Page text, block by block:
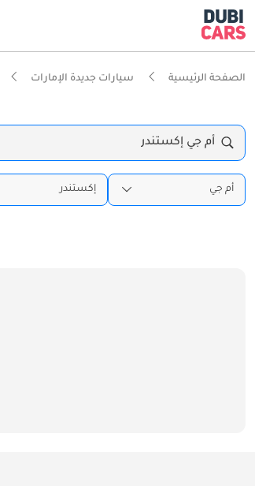
الصفحة الرئيسية سيارات جديدة الإمارات
أم جي إكستندر
أم جي إكستندر